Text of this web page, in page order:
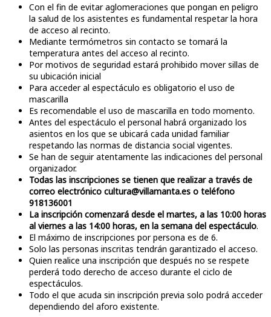
Con el fin de evitar aglomeraciones que pongan en peligro
la salud de los asistentes es fundamental respetar la hora
de acceso al recinto.
Mediante termómetros sin contacto se tomará la
temperatura antes del acceso al recinto.
Por motivos de seguridad estará prohibido mover sillas de
su ubicación inicial
Para acceder al espectáculo es obligatorio el uso de
mascarilla
Es recomendable el uso de mascarilla en todo momento.
Antes del espectáculo el personal habrá organizado los
asientos en los que se ubicará cada unidad familiar
respetando las normas de distancia social vigentes.
Se han de seguir atentamente las indicaciones del personal
organizador.
Todas las inscripciones se tienen que realizar a través de
correo electrónico cultura@villamanta.es o teléfono
918136001
La inscripción comenzará desde el martes, a las 10:00 horas
al viernes a las 14:00 horas, en la semana del espectáculo.
El máximo de inscripciones por persona es de 6.
Solo las personas inscritas tendrán garantizado el acceso.
Quien realice una inscripción que después no se respete
perderá todo derecho de acceso durante el ciclo de
espectáculos.
Todo el que acuda sin inscripción previa solo podrá acceder
dependiendo del aforo existente.